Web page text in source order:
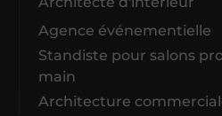
Agence événementielle
Standiste pour salons
main
Architecture